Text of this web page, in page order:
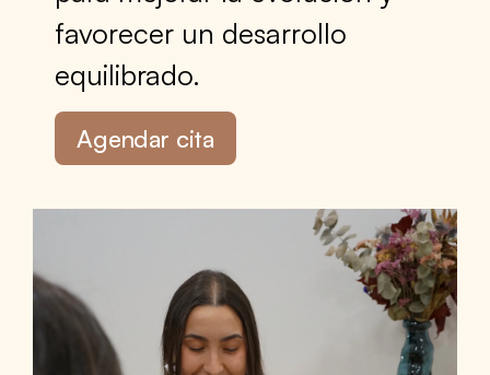
favorecer un desarrollo
equilibrado.
Agendar cita